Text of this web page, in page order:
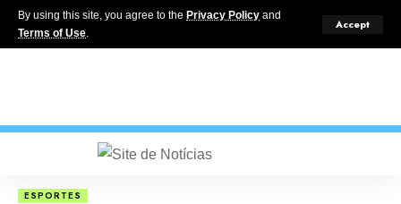
By using this site, you agree to the Privacy Policy and
Terms of Use.
Accept
ESPORTES